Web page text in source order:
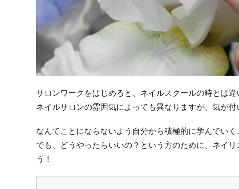
サロンワークをはじめると、ネイルスクールの時とは
ネイルサロンの雰囲気によっても異なりますが、気が
なんてことにならないよう自分から積極的に学んでいく
でも、どうやったらいいの？という方のために、ネイ
う！